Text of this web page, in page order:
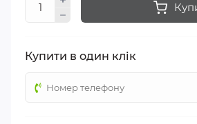
Купити в один клік